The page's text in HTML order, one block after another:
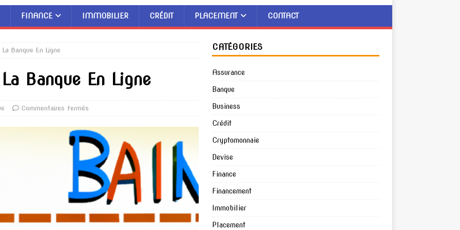
FINANCE IMMOBILIER CRÉDIT PLACEMENT CONTACT
Banque En Ligne
Banque En Ligne
Commentaires fermés
CATÉGORIES
Assurance
Banque
Business
Crédit
Cryptomonnaie
Devise
Finance
Financement
Immobilier
Placement